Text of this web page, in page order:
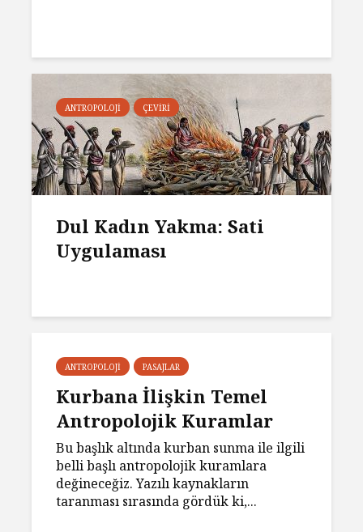
ANTROPOLOJI ÇEVIRI
Dul Kadın Yakma: Sati
Uygulaması
ANTROPOLOJI PASAJLAR
Kurbana İlişkin Temel
Antropolojik Kuramlar
Bu başlık altında kurban sunma ile ilgili
belli başlı antropolojik kuramlara
değineceğiz. Yazılı kaynakların
taranması sırasında gördük ki,...